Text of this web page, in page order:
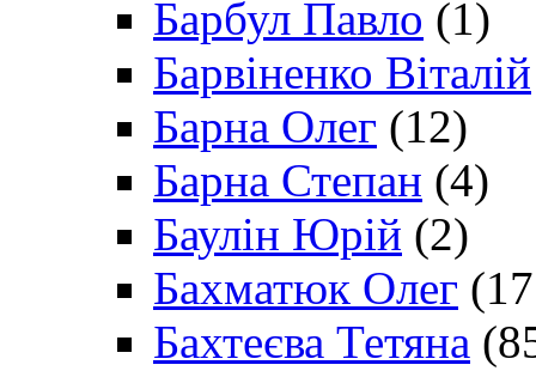
Барбул Павло (1)
Барвіненко Віталій
Барна Олег (12)
Барна Степан (4)
Баулін Юрій (2)
Бахматюк Олег
Бахтеєва Тетяна